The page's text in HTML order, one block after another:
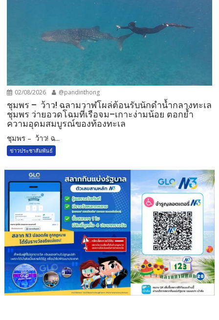
02/08/2026 @pandinthong
ชุมพร – ว้าว! ฉลามวาฬโผล่ต้อนรับนักดำน้ำกลางทะเล
ชุมพร ว่ายอวดโฉมที่เรือจม–เกาะง่ามน้อย ตอกย้ำ
ความอุดมสมบูรณ์ของท้องทะเล
ชุมพร – ว้าว! ฉ...
ข่าวประชาสัมพันธ์